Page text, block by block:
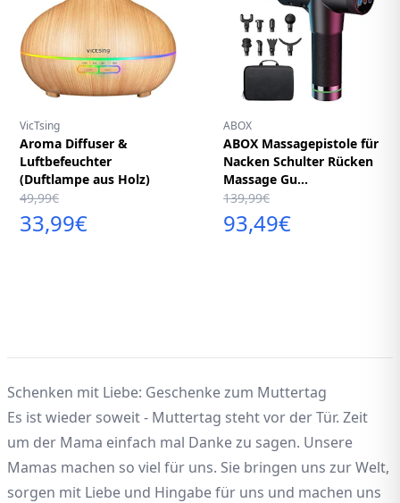
VicTsing
Aroma Diffuser &
Luftbefeuchter
(Duftlampe aus Holz)
49,99€
33,99€
ABOX
ABOX Massagepistole für
Nacken Schulter Rücken
Massage Gu...
139,99€
93,49€
Schenken mit Liebe: Geschenke zum Muttertag
Es ist wieder soweit - Muttertag steht vor der Tür. Zeit
um der Mama einfach mal Danke zu sagen. Unsere
Mamas machen so viel für uns. Sie bringen uns zur Welt,
sorgen mit Liebe und Hingabe für uns und machen uns